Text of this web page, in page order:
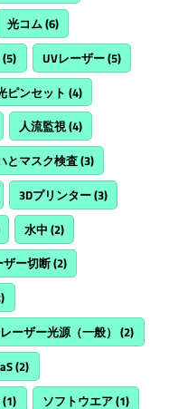
光コム(6)
(5) UVレーザー(5)
ピンセット (4)
人流監視(4)
とマスク検査(3)
3Dプリンター(3)
水中 (2)
ザー切断(2)
レーザー光源（一般） (2)
(2)
(1) ソフトウエア(1)